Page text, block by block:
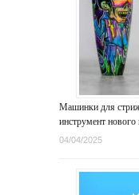
Машинки для
инструмент нового
04/04/2025